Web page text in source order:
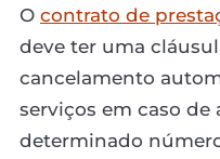
O contrato de
deve ter uma
cancelamento
serviços em caso de
determinado